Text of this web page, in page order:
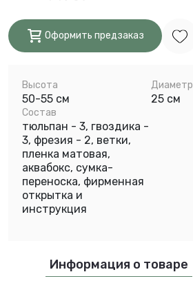
Оформить предзаказ
Высота
50-55 см
Диаметр
25 см
Состав
тюльпан - 3, гвоздика -
3, фрезия - 2, ветки,
пленка матовая,
аквабокс, сумка-
переноска, фирменная
открытка и
инструкция
Информация о товаре